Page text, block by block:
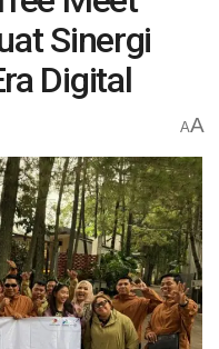
Sinergi
Digital
AA